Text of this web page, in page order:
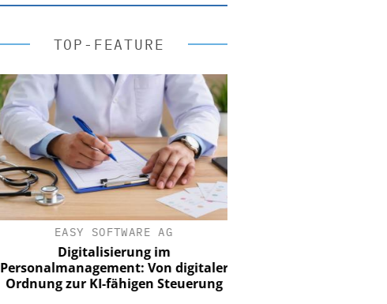
TOP-FEATURE
EASY SOFTWARE AG
Digitalisierung im
Personalmanagement: Von digitaler
Ordnung zur KI-fähigen Steuerung